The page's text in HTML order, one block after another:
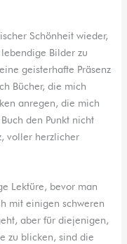
Schönheit wieder,
Bilder zu
geisterhafte Präsenz
Bücher, die mich
anregen, die mich
den Punkt nicht
voller herzlicher
Lektüre, bevor man
mit einigen schweren
aber für diejenigen,
zu blicken, sind die